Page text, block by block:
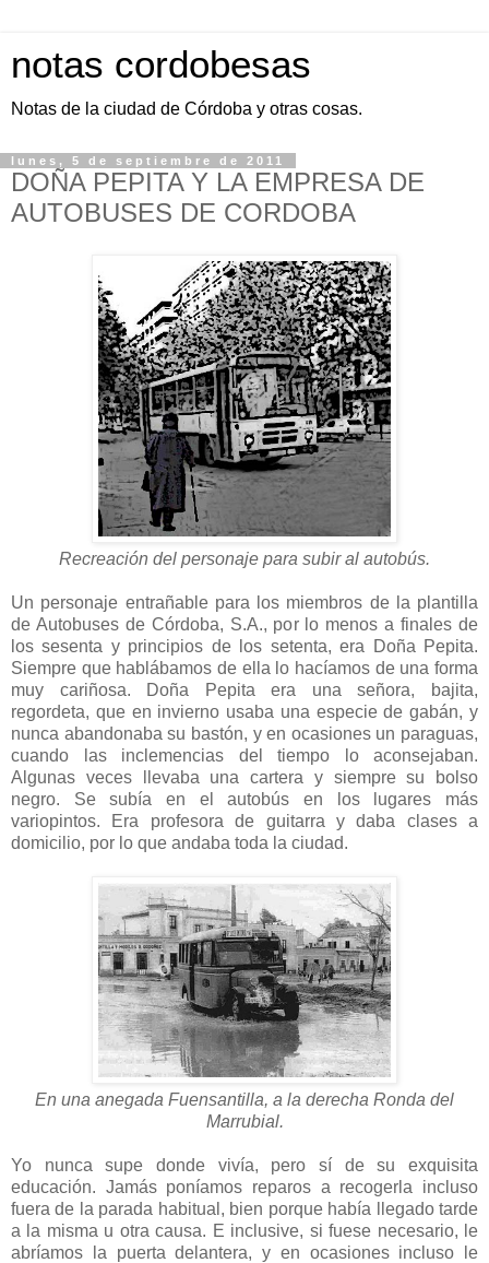
notas cordobesas
Notas de la ciudad de Córdoba y otras cosas.
lunes, 5 de septiembre de 2011
DOÑA PEPITA Y LA EMPRESA DE
AUTOBUSES DE CORDOBA
Recreación del personaje para subir al autobús.
Un personaje entrañable para los miembros de la plantilla
de Autobuses de Córdoba, S.A., por lo menos a finales de
los sesenta y principios de los setenta, era Doña Pepita.
Siempre que hablábamos de ella lo hacíamos de una forma
muy cariñosa. Doña Pepita era una señora, bajita,
regordeta, que en invierno usaba una especie de gabán, y
nunca abandonaba su bastón, y en ocasiones un paraguas,
cuando las inclemencias del tiempo lo aconsejaban.
Algunas veces llevaba una cartera y siempre su bolso
negro. Se subía en el autobús en los lugares más
variopintos. Era profesora de guitarra y daba clases a
domicilio, por lo que andaba toda la ciudad.
En una anegada Fuensantilla, a la derecha Ronda del
Marrubial.
Yo nunca supe donde vivía, pero sí de su exquisita
educación. Jamás poníamos reparos a recogerla incluso
fuera de la parada habitual, bien porque había llegado tarde
a la misma u otra causa. E inclusive, si fuese necesario, le
abríamos la puerta delantera, y en ocasiones incluso le